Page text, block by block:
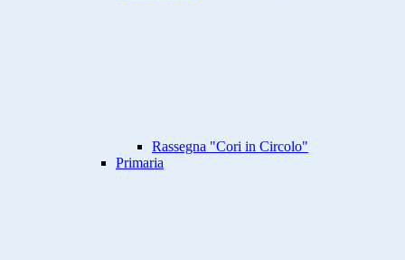
Rassegna "Cori in Circolo"
Primaria